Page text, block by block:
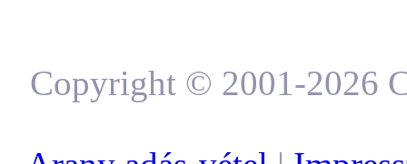
Copyright © 2001-2026